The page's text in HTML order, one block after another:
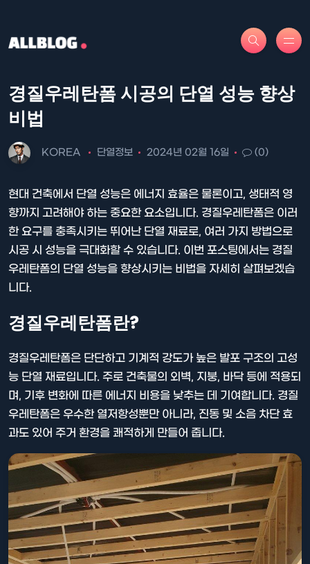
경질우레탄폼 시공의 단열 성능 향상
비법
KOREA 단열정보 2024년 02월 16일 (0)
현대 건축에서 단열 성능은 에너지 효율은 물론이고, 생태적 영
향까지 고려해야 하는 중요한 요소입니다. 경질우레탄폼은 이러
한 요구를 충족시키는 뛰어난 단열 재료로, 여러 가지 방법으로
시공 시 성능을 극대화할 수 있습니다. 이번 포스팅에서는 경질
우레탄폼의 단열 성능을 향상시키는 비법을 자세히 살펴보겠습
니다.
경질우레탄폼란?
경질우레탄폼은 단단하고 기계적 강도가 높은 발포 구조의 고성
능 단열 재료입니다. 주로 건축물의 외벽, 지붕, 바닥 등에 적용되
며, 기후 변화에 따른 에너지 비용을 낮추는 데 기여합니다. 경질
우레탄폼은 우수한 열저항성뿐만 아니라, 진동 및 소음 차단 효
과도 있어 주거 환경을 쾌적하게 만들어 줍니다.